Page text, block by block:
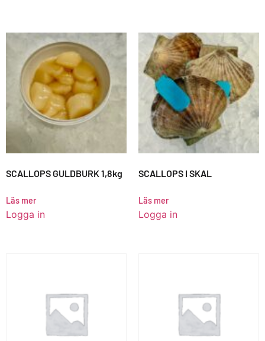
SCALLOPS GULDBURK 1,8kg
Läs mer
Logga in
SCALLOPS I SKAL
Läs mer
Logga in